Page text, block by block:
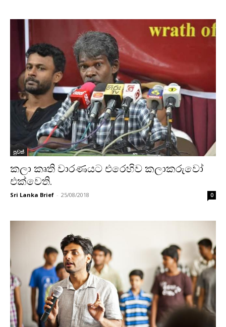
පුවත්
කලා කෘති වාරණයට එරෙහිව කලාකරුවෝ
එක්වෙති.
Sri Lanka Brief - 25/08/2018 0